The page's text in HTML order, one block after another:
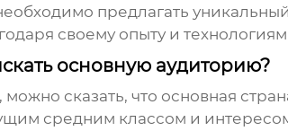
предлагать
своему опыту и
основную аудиторию?
сказать, что основная
средним классом и